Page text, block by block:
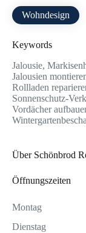
Wohndesign
Keywords
Jalousie,
Jalousien
Rollladen
Sonnenschutz-
Vordächer
Über Schönbrod
Öffnungszeiten
Montag
Dienstag